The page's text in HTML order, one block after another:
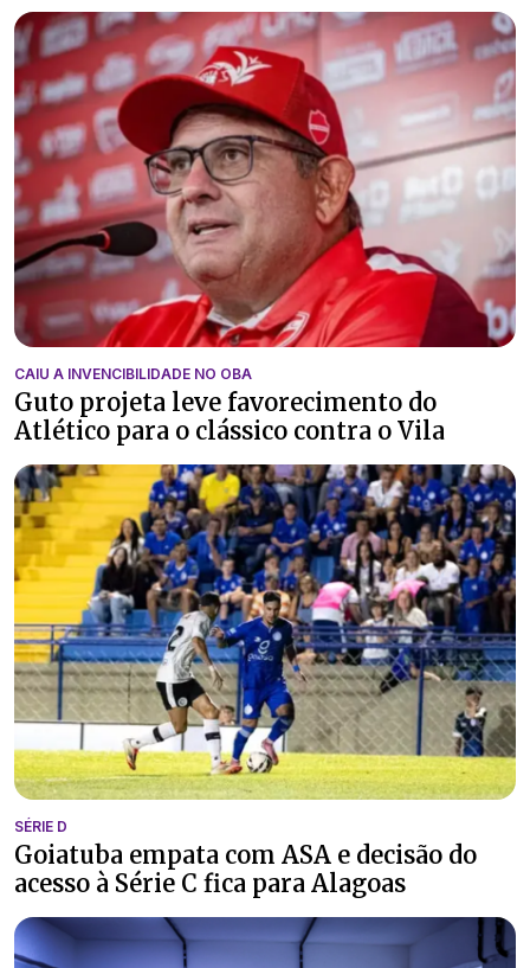
CAIU A INVENCIBILIDADE NO OBA
Guto projeta leve favorecimento do
Atlético para o clássico contra o Vila
SÉRIE D
Goiatuba empata com ASA e decisão do
acesso à Série C fica para Alagoas